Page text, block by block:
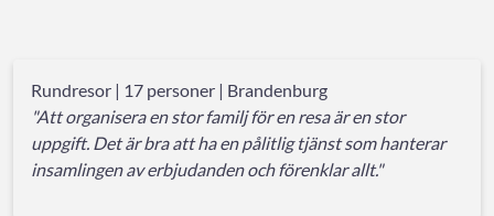
Rundresor | 17 personer | Brandenburg
"Att organisera en stor familj för en resa är en stor
uppgift. Det är bra att ha en pålitlig tjänst som hanterar
insamlingen av erbjudanden och förenklar allt."